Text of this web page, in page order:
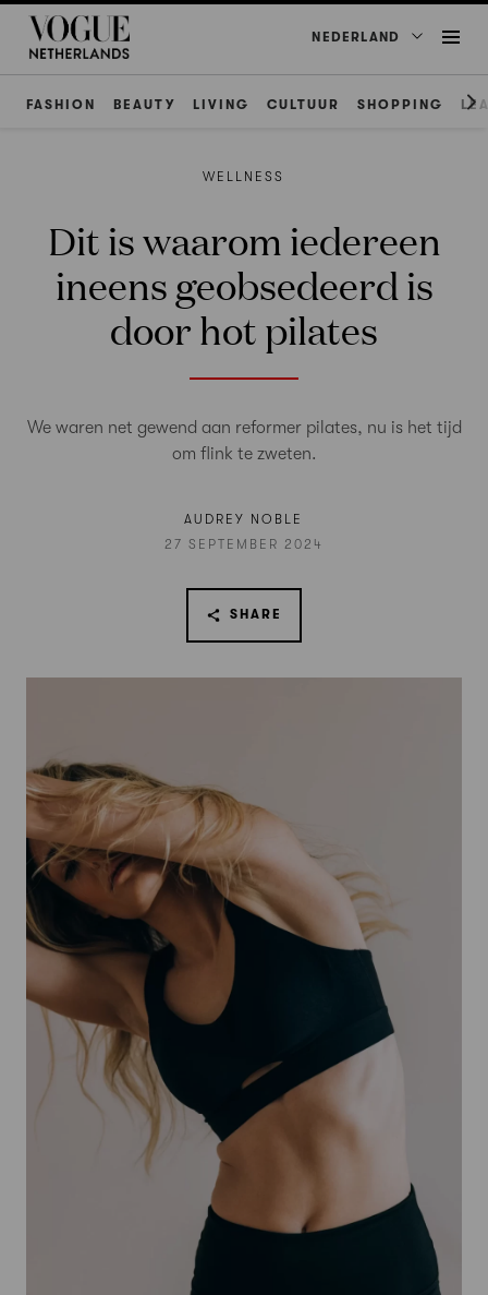
NEDERLAND
FASHION BEAUTY LIVING CULTUUR SHOPPING
WELLNESS
Dit is waarom iedereen
ineens geobsedeerd is
door hot pilates
We waren net gewend aan reformer pilates, nu is het tijd
om flink te zweten.
AUDREY NOBLE
27 SEPTEMBER 2024
SHARE